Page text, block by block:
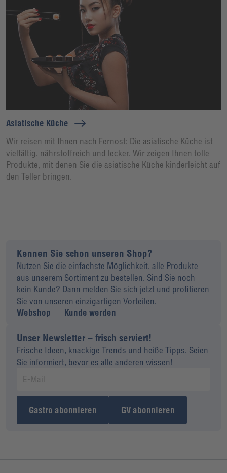
Asiatische Küche
Wir reisen mit Ihnen nach Fernost: Die asiatische Küche ist
vielfältig, nährstoffreich und lecker. Wir zeigen Ihnen tolle
Produkte, mit denen Sie die asiatische Küche kinderleicht auf
den Teller bringen.
Kennen Sie schon unseren Shop?
Nutzen Sie die einfachste Möglichkeit, alle Produkte
aus unserem Sortiment zu bestellen. Sind Sie noch
kein Kunde? Dann melden Sie sich jetzt und profitieren
Sie von unseren einzigartigen Vorteilen.
Webshop
Kunde werden
Unser Newsletter – frisch serviert!
Frische Ideen, knackige Trends und heiße Tipps. Seien
Sie informiert, bevor es alle anderen wissen!
Gastro abonnieren GV abonnieren